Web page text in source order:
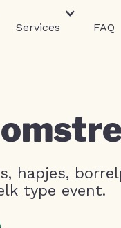
Services FAQ
hapjes,
type event.